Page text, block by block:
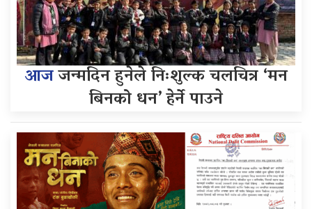
आजजन्मदिन हुनेले निःशुल्क चलचित्र ‘मन
बिनको धन’ हेर्ने पाउने